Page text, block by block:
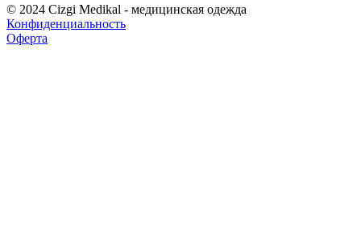
© 2024 Cizgi Medikal - медицинская одежда
Конфиденциальность
Оферта